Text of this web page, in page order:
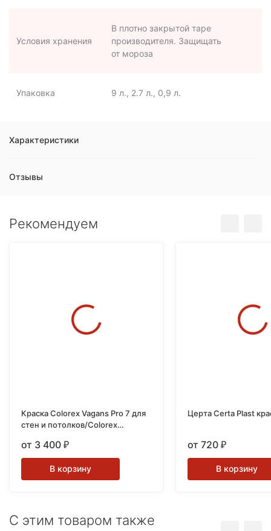
Условия хранения
В плотно закрытой таре
производителя. Защищать
от мороза
Упаковка 9 л., 2.7 л., 0,9 л.
Характеристики
Отзывы
Рекомендуем
Краска Colorex Vagans Pro 7 для
стен и потолков/Colorex
от 3 400 ₽
В корзину
Церта Certa Plast
от 720 ₽
В корзину
C этим товаром также